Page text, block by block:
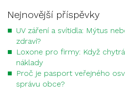
Nejnovější příspěvky
UV záření a svítidla: Mýtus
zdraví?
Loxone pro firmy: Když
náklady
Proč je pasport veřejného
správu obce?